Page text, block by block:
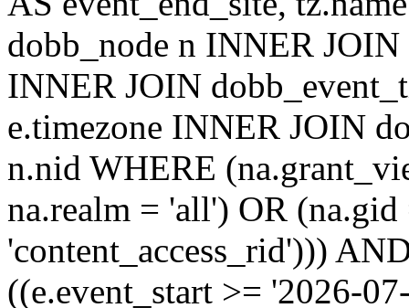
dobb_node n INNER
INNER JOIN
e.timezone INNER JOIN
n.nid WHERE
na.realm = 'all') OR
'content_access_rid')))
((e.event_start >= '2026-